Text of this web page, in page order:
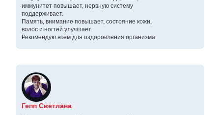
иммунитет повышает, нервную систему
поддерживает.
Память, внимание повышает, состояние кожи,
волос и ногтей улучшает.
Рекомендую всем для оздоровления организма.
Гепп Светлана